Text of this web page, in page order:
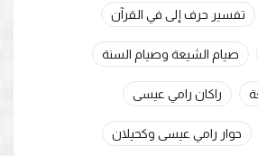
تفسير حرف إلى في القرآن
صيام الشيعة وصيام السنة
راكان رامي عيسى
حوار رامي عيسى وكحيلان